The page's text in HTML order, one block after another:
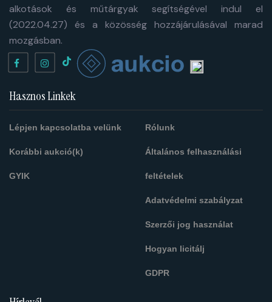
alkotások és műtárgyak segítségével indul el
(2022.04.27) és a közösség hozzájárulásával marad
mozgásban.
Hasznos Linkek
Lépjen kapcsolatba velünk
Korábbi aukció(k)
GYIK
Rólunk
Általános felhasználási
feltételek
Adatvédelmi szabályzat
Szerzői jog használat
Hogyan licitálj
GDPR